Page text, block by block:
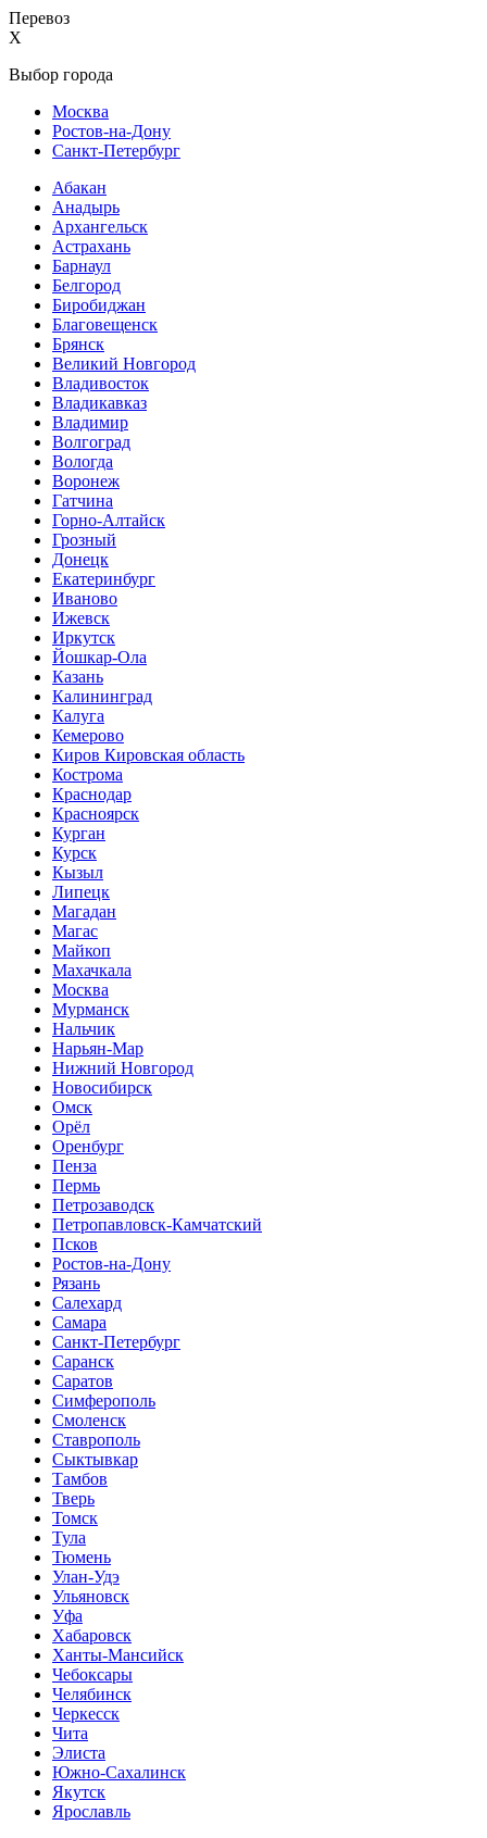
Перевоз
X
Выбор города
Москва
Ростов-на-Дону
Санкт-Петербург
Абакан
Анадырь
Архангельск
Астрахань
Барнаул
Белгород
Биробиджан
Благовещенск
Брянск
Великий Новгород
Владивосток
Владикавказ
Владимир
Волгоград
Вологда
Воронеж
Гатчина
Горно-Алтайск
Грозный
Донецк
Екатеринбург
Иваново
Ижевск
Иркутск
Йошкар-Ола
Казань
Калининград
Калуга
Кемерово
Киров Кировская область
Кострома
Краснодар
Красноярск
Курган
Курск
Кызыл
Липецк
Магадан
Магас
Майкоп
Махачкала
Москва
Мурманск
Нальчик
Нарьян-Мар
Нижний Новгород
Новосибирск
Омск
Орёл
Оренбург
Пенза
Пермь
Петрозаводск
Петропавловск-Камчатский
Псков
Ростов-на-Дону
Рязань
Салехард
Самара
Санкт-Петербург
Саранск
Саратов
Симферополь
Смоленск
Ставрополь
Сыктывкар
Тамбов
Тверь
Томск
Тула
Тюмень
Улан-Удэ
Ульяновск
Уфа
Хабаровск
Ханты-Мансийск
Чебоксары
Челябинск
Черкесск
Чита
Элиста
Южно-Сахалинск
Якутск
Ярославль